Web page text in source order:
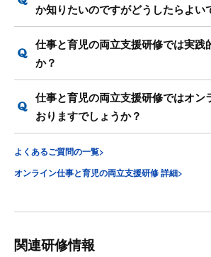
か知りたいのですがどうしたらよい
仕事と育児の両立支援研修では実践
か？
仕事と育児の両立支援研修ではオン
おりますでしょうか？
よくあるご質問の一覧>
オンライン仕事と育児の両立支援研修 詳細>
関連研修情報